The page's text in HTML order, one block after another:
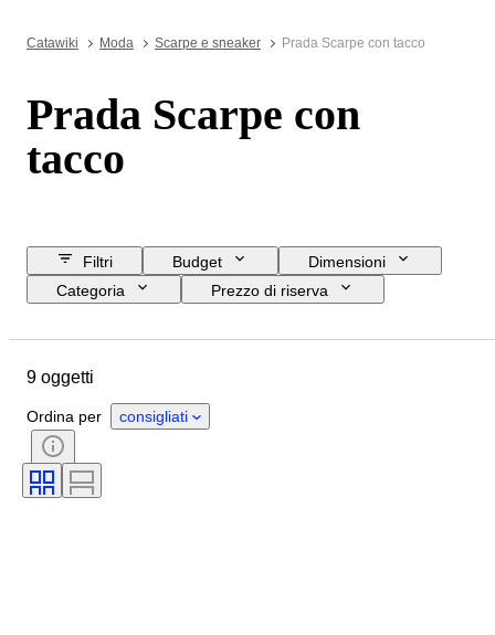
Catawiki Moda Scarpe e sneaker Prada Scarpe con tacco
Prada Scarpe con
tacco
Filtri Budget
Dimensioni
Categoria
Prezzo di riserva
Paese d’origine
Condizioni
Epoca
Accessori inclusi
Misura di scarpe
9 oggetti
Ordina per consigliati